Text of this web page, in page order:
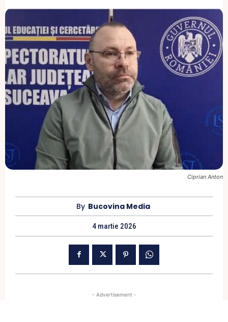
Ciprian Anton
By Bucovina Media
4 martie 2026
- Advertisement -